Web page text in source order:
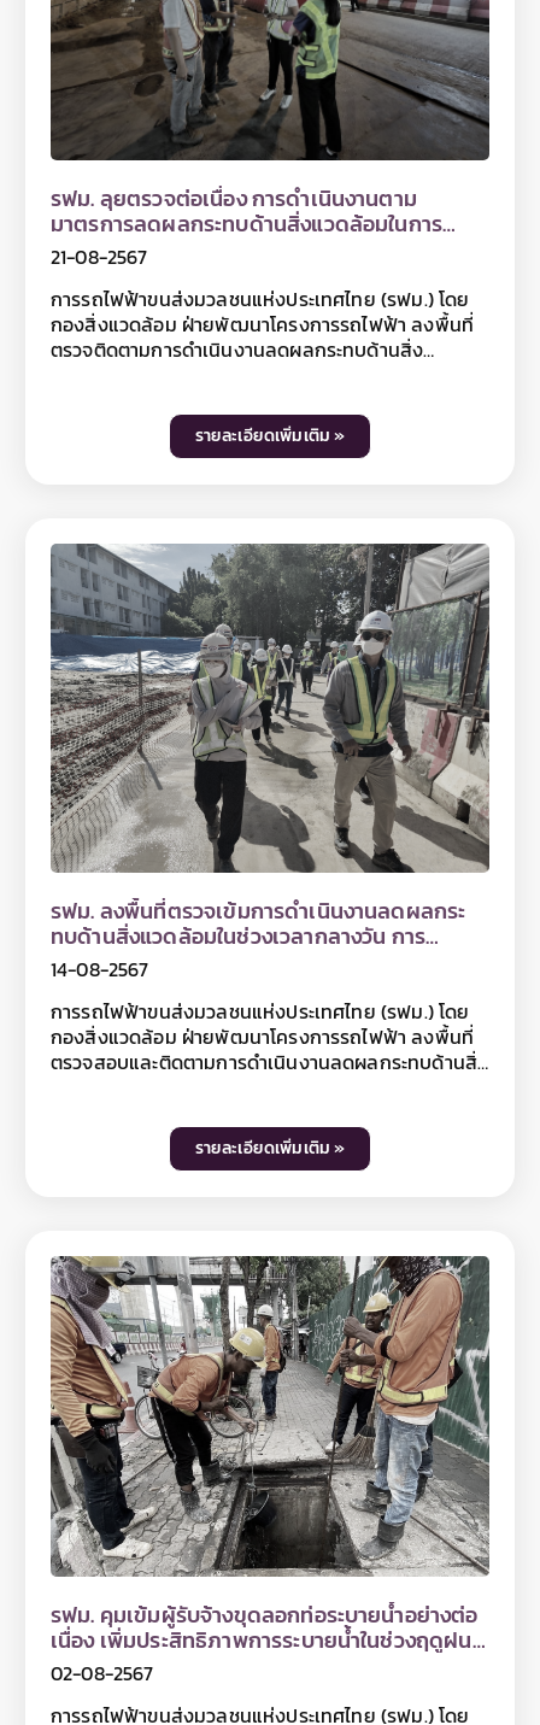
รฟม. ลุยตรวจต่อเนื่อง การดำเนินงานตาม
มาตรการลดผลกระทบด้านสิ่งแวดล้อมในการ
ก่อสร้าง โครงการรถไฟฟ้าสายสีม่วง ช่วงเตาปูน -
ราษฎร์บูรณะ (วงแหวนกาญจนาภิเษก)
21-08-2567
การรถไฟฟ้าขนส่งมวลชนแห่งประเทศไทย (รฟม.) โดย
กองสิ่งแวดล้อม ฝ่ายพัฒนาโครงการรถไฟฟ้า ลงพื้นที่
ตรวจติดตามการดำเนินงานลดผลกระทบด้านสิ่ง
ราษฎร์บูรณะ (วงแหวนกาญจนาภิเษก) โดยเริ่มตั้งแต่จุด
ก่อสร้าง Cut & Cover บริเวณถนนทหาร และบริเวณ
โครงสร้างทางวิ่งหลัก บนถนนสุขสวัสดิ์ จนไปสิ้นสุด
บริเวณพื้นที่ก่อสร้างโรงจอดรถไฟฟ้า บริเวณด้านข้าง
ด่านเก็บค่าผ่านทางพิเศษบางครุ 3 ของทางพิเศษ
กาญจนาภิเษก (บางพลี - สุขสวัสดิ์) สำหรับการลงพื้นที่
ครั้งนี้ รฟม. ได้ตรวจสอบการปฏิบัติตามมาตรการป้องกัน
และแก้ไขผลกระทบด้านสิ่งแวดล้อมในช่วงเวลากลางคืน
ตามที่กำหนดไว้ในรายงาน EIA เช่น การปิดคลุมกองดิน
กองทราย และเศษวัสดุก่อสร้างที่ก่อให้เกิดฝุ่นละอองใน
ระหว่างรอการใช้งานหรือรอการขนย้าย การทำความ
สะอาดล้อรถก่อนออกจากพื้นที่ก่อสร้าง การติดตั้งรั้วทึบ
สูง 2 เมตรตามแนวพื้นที่ก่อสร้าง พร้อมทั้งตรวจสอบ
การสวมใส่อุปกรณ์ป้องกันอันตรายส่วนบุคคลขณะ
ปฏิบัติงานในพื้นที่ก่อสร้าง และการติดตั้งป้ายสัญญาณ
จราจร ไฟกระพริบและไฟส่องสว่าง ตลอดแนวก่อสร้างโค
รงการฯ การจัดทำทางเดินเท้าชั่วคราวทดแทนทางเดิน
เท้าเดิม รวมถึงตรวจสอบกิจกรรมการก่อสร้างที่อาจก่อ
ให้เกิดเสียงดังในช่วงเวลากลางคืน โดย รฟม. ได้กำชับให้
ที่ปรึกษาและผู้รับจ้างก่อสร้างงานโยธา ลงพื้นที่
ประชาสัมพันธ์ให้ประชาชนในพื้นที่ได้รับทราบข้อมูลก่อน
ดำเนินกิจกรรมดังกล่าวทุกครั้ง พร้อมเน้นย้ำให้เจ้าหน้าที่
ทุกคนปฏิบัติตามมาตรฐานการลดผลกระทบด้านสิ่ง
purplelinesouth.com Facebook โครงการรถไฟฟ้า
สายสีม่วง ช่วงเตาปูน - ราษฎร์บูรณะ และ Line
Center รฟม. โทรศัพท์ 0 2716 4044
รายละเอียดเพิ่มเติม »
รฟม. ลงพื้นที่ตรวจเข้มการดำเนินงานลดผลกระ
ทบด้านสิ่งแวดล้อมในช่วงเวลากลางวัน การ
ก่อสร้างโครงการรถไฟฟ้าสายสีม่วง ช่วงเตาปูน -
ราษฎร์บูรณะ (วงแหวนกาญจนาภิเษก)
14-08-2567
การรถไฟฟ้าขนส่งมวลชนแห่งประเทศไทย (รฟม.) โดย
กองสิ่งแวดล้อม ฝ่ายพัฒนาโครงการรถไฟฟ้า ลงพื้นที่
ตรวจสอบและติดตามการดำเนินงานลดผลกระทบด้านสิ่ง
(วงแหวนกาญจนาภิเษก) ตลอดแนวเส้นทางโครงการฯ
โดยเริ่มตั้งแต่บริเวณจุดก่อสร้าง Cut & Cover บริเวณ
ถนนสมเด็จพระเจ้าตากสิน และแนวก่อสร้างโครงสร้าง
ทางวิ่งหลัก บนถนนสุขสวัสดิ์ รวมถึงพื้นที่ก่อสร้างโรง
จอดรถไฟฟ้า บริเวณด้านข้างด่านเก็บค่าผ่านทางพิเศษ
บางครุ 3 ของทางพิเศษกาญจนาภิเษก (บางพลี -
สุขสวัสดิ์) สำหรับการลงพื้นที่ครั้งนี้ รฟม. ได้ตรวจสอบ
การปฏิบัติตามมาตรการป้องกันและแก้ไขผลกระทบสิ่ง
แวดล้อมในช่วงเวลากลางวันตามที่กำหนดไว้ในรายงาน
EIA เช่น การสวมใส่อุปกรณ์ป้องกันภัยส่วนบุคคล การ
ติดตั้งรั้วทึบสูง 2 เมตรตามแนวพื้นที่ก่อสร้าง การจัดให้มี
ป้ายสัญญาณจราจร ไฟกระพริบ การจัดทำทางเดินเท้า
ชั่วคราวทดแทนทางเดินเท้าเดิมพร้อมป้ายแจ้งบอกแนว
เส้นทางเดินเท้าเพื่อความปลอดภัย การปิดคลุมกองดิน
และเศษวัสดุก่อสร้างที่ก่อให้เกิดฝุ่นละอองในระหว่างรอ
ก่อนออกจากพื้นที่ก่อสร้าง การจัดเก็บขยะ และทำความ
สะอาดในพื้นที่ก่อสร้างรวมถึงถนนสาธารณะ เป็นต้น
นอกจากนี้ ยังได้ตรวจสอบการจัดการพื้นผิวถนนไม่ให้
รายละเอียดเพิ่มเติม »
รฟม. คุมเข้มผู้รับจ้างขุดลอกท่อระบายน้ำอย่างต่อ
เนื่อง เพิ่มประสิทธิภาพการระบายน้ำในช่วงฤดูฝน
ตามแนวสายทางโครงการรถไฟฟ้าสายสีม่วงฯ
02-08-2567
การรถไฟฟ้าขนส่งมวลชนแห่งประเทศไทย (รฟม.) โดย